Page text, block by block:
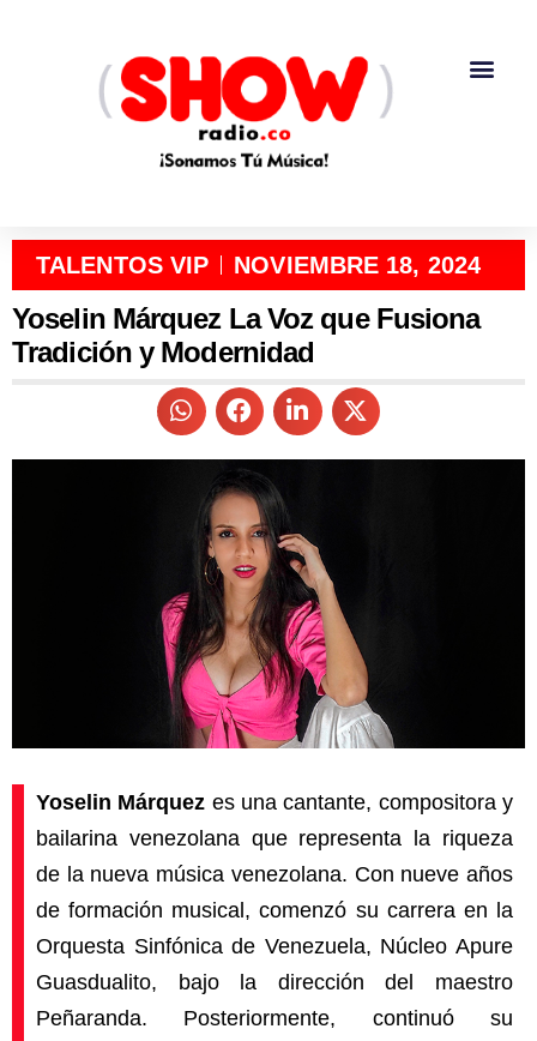
TALENTOS VIP NOVIEMBRE 18, 2024
Yoselin Márquez La Voz que Fusiona
Tradición y Modernidad
Yoselin Márquez es una cantante, compositora y
bailarina venezolana que representa la riqueza
de la nueva música venezolana. Con nueve años
de formación musical, comenzó su carrera en la
Orquesta Sinfónica de Venezuela, Núcleo Apure
Guasdualito, bajo la dirección del maestro
Peñaranda. Posteriormente, continuó su